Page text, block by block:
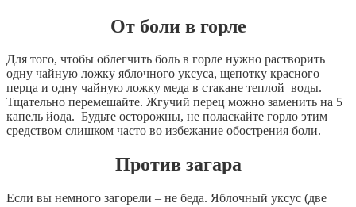
От боли в горле
Для того, чтобы облегчить боль в горле нужно растворить
одну чайную ложку яблочного уксуса, щепотку красного
перца и одну чайную ложку меда в стакане теплой воды.
Тщательно перемешайте. Жгучий перец можно заменить на 5
капель йода. Будьте осторожны, не поласкайте горло этим
средством слишком часто во избежание обострения боли.
Против загара
Если вы немного загорели – не беда. Яблочный уксус (две